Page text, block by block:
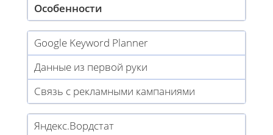
Особенности
Google Keyword Planner
Данные из первой руки
Связь с рекламными кампаниями
Яндекс.Вордстат